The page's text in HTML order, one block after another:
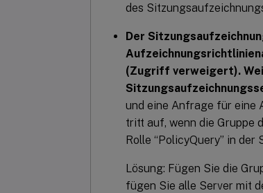
des
Der
(Zugriff verweigert).
und eine Anfrage für eine
tritt auf, wenn die Gruppe
Rolle “PolicyQuery” in
Lösung: Fügen Sie die
fügen Sie alle Server mit